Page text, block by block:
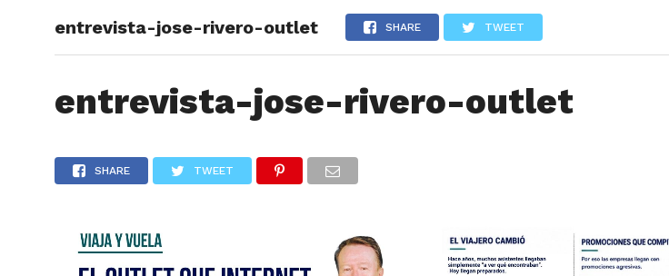
ARTÍCULOS REVIEWS
entrevista-jose-rivero-outlet SHARE TWEET
entrevista-jose-rivero-outlet
SHARE TWEET